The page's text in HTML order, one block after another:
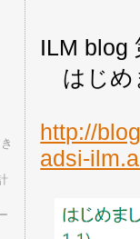
ILM blog
はじめ
http://
adsi-